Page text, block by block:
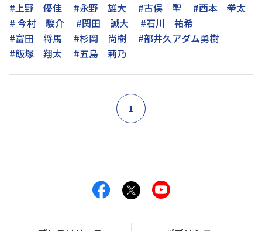
#上野 優佳
#永野 雄大 #古俣 聖
#西本 拳太
# 今村 駿介
#関田 誠大
#石川 祐希
#富田 将馬
#杉岡 尚樹
#部井久アダム勇樹
#飯塚 翔太
#五島 莉乃
1